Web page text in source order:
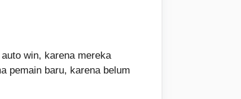
win, karena mereka
pemain baru, karena belum